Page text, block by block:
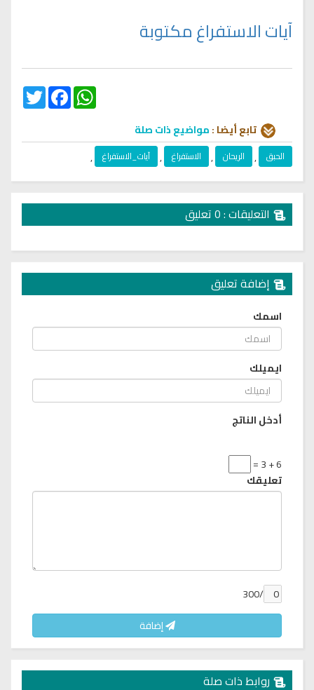
آيات الاستفراغ مكتوبة
Twitter
FacebookWhatsApp
تابع أيضا :مواضيع ذات صلة
الحبق , الريحان , الاستفراغ , آيات_الاستفراغ ,
التعليقات : 0 تعليق
إضافة تعليق
اسمك
ايميلك
أدخل الناتج
6 + 3 =
تعليقك
/300
إضافة
روابط ذات صلة